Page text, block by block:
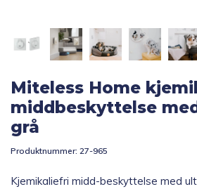
Gavetips
Miteless Home
middbeskyttelse
grå
Produktnummer: 27-965
Kjemikaliefri midd-beskyttelse med